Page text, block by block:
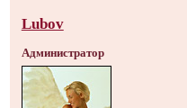
Lubov
Администратор